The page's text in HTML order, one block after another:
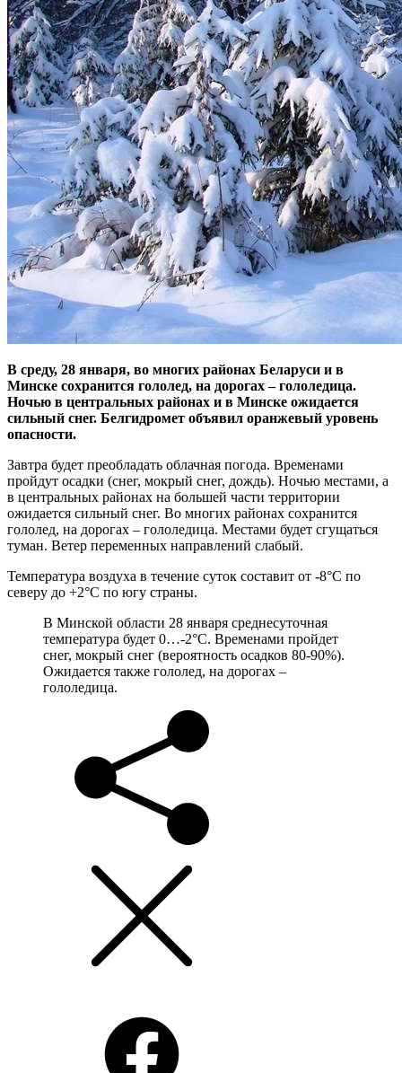
В среду, 28 января, во многих районах Беларуси и в
Минске сохранится гололед, на дорогах – гололедица.
Ночью в центральных районах и в Минске ожидается
сильный снег. Белгидромет объявил оранжевый уровень
опасности.
Завтра будет преобладать облачная погода. Временами
пройдут осадки (снег, мокрый снег, дождь). Ночью местами, а
в центральных районах на большей части территории
ожидается сильный снег. Во многих районах сохранится
гололед, на дорогах – гололедица. Местами будет сгущаться
туман. Ветер переменных направлений слабый.
Температура воздуха в течение суток составит от -8°С по
северу до +2°С по югу страны.
В Минской области 28 января среднесуточная
температура будет 0…-2°С. Временами пройдет
снег, мокрый снег (вероятность осадков 80-90%).
Ожидается также гололед, на дорогах –
гололедица.